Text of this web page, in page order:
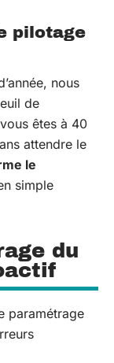
pilotage
nous
de
êtes à 40
attendre le
le
simple
du
paramétrage